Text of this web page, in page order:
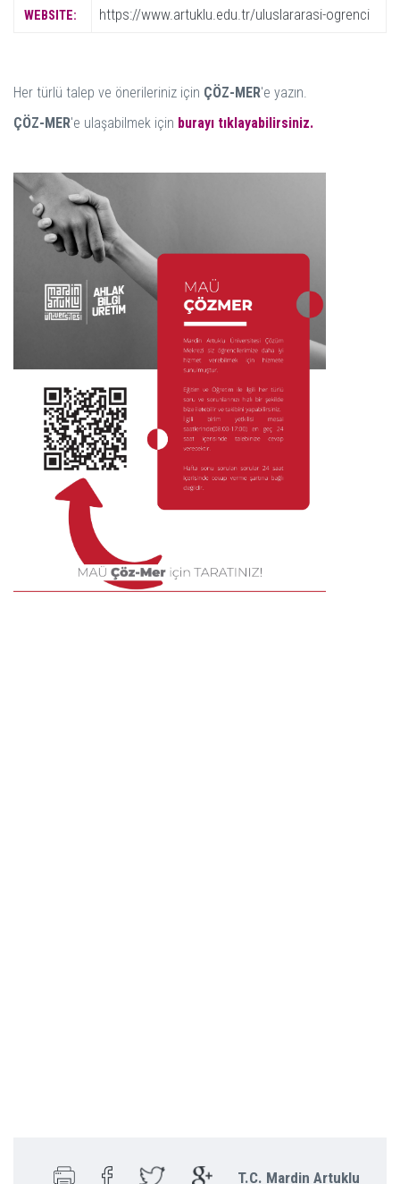
WEBSITE: https://www.artuklu.edu.tr/uluslararasi-ogrenci
Her türlü talep ve önerileriniz için ÇÖZ-MER'e yazın.
ÇÖZ-MER'e ulaşabilmek için burayı tıklayabilirsiniz.
T.C. Mardin Artuklu